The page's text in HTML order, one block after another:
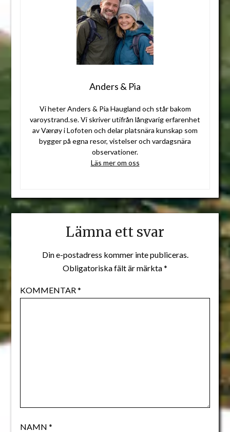
Anders & Pia
Vi heter Anders & Pia Haugland och står bakom
varoystrand.se. Vi skriver utifrån långvarig erfarenhet
av Værøy i Lofoten och delar platsnära kunskap som
bygger på egna resor, vistelser och vardagsnära
observationer.
Läs mer om oss
Lämna ett svar
Din e-postadress kommer inte publiceras.
Obligatoriska fält är märkta*
KOMMENTAR*
NAMN *